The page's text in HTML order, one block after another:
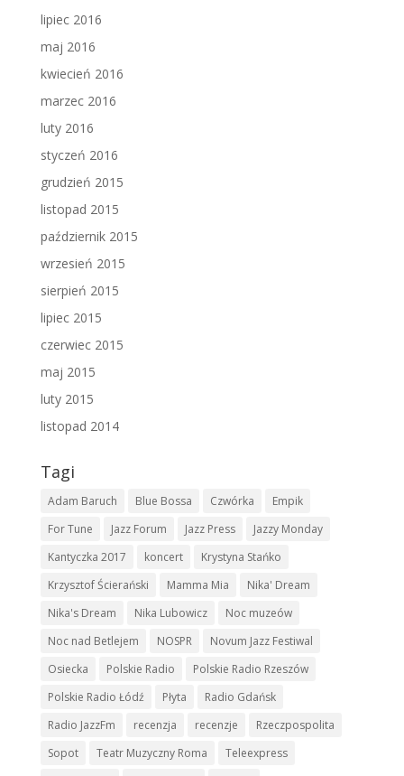
lipiec 2016
maj 2016
kwiecień 2016
marzec 2016
luty 2016
styczeń 2016
grudzień 2015
listopad 2015
październik 2015
wrzesień 2015
sierpień 2015
lipiec 2015
czerwiec 2015
maj 2015
luty 2015
listopad 2014
Tagi
Adam Baruch Blue Bossa Czwórka
Empik
For Tune
Jazz Forum Jazz Press
Jazzy Monday
Kantyczka 2017
koncert
Krystyna Stańko
Krzysztof Ścierański
Mamma Mia
Nika' Dream
Nika's Dream
Nika Lubowicz
Noc muzeów
Noc nad Betlejem
NOSPR
Novum Jazz Festiwal
Osiecka
Polskie Radio
Polskie Radio Rzeszów
Polskie Radio Łódź
Płyta
Radio Gdańsk
Radio JazzFm
recenzja recenzje
Rzeczpospolita
Sopot
Teatr Muzyczny Roma
Teleexpress